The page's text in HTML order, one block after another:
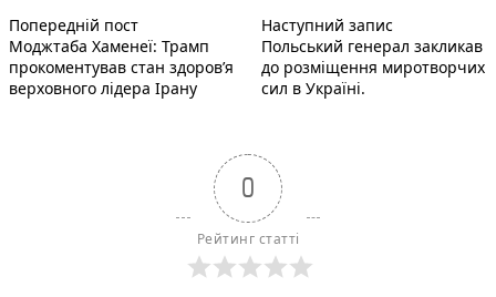
Навігація
записів
Попередній постПопередній запис:
Моджтаба Хаменеї: Трамп
прокоментував стан здоров’я
верховного лідера Ірану
Наступний записНаступний
Польський генерал закликав
до розміщення миротворчих
сил в Україні.
0
Рейтинг статті